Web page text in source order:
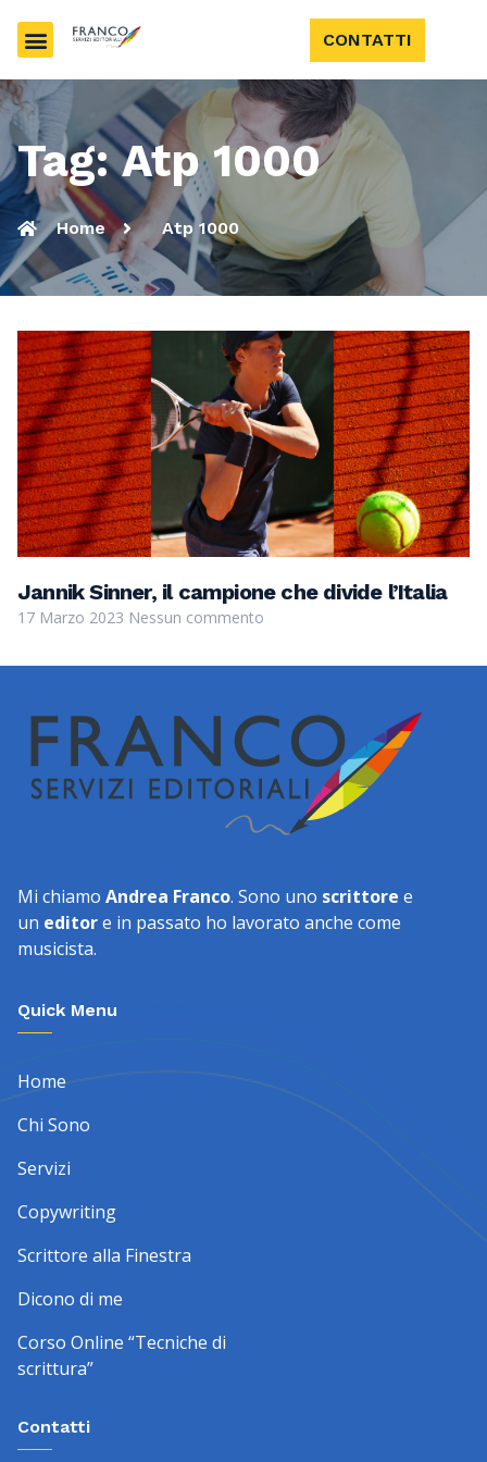
CONTATTI
Tag: Atp 1000
Home Atp 1000
Jannik Sinner, il campione che divide l’Italia
17 Marzo 2023 Nessun commento
Mi chiamo Andrea Franco. Sono uno scrittore e
un editore in passato ho lavorato anche come
musicista.
Quick Menu
Home
Chi Sono
Servizi
Copywriting
Scrittore alla Finestra
Dicono di me
Corso Online “Tecniche di
scrittura”
Contatti